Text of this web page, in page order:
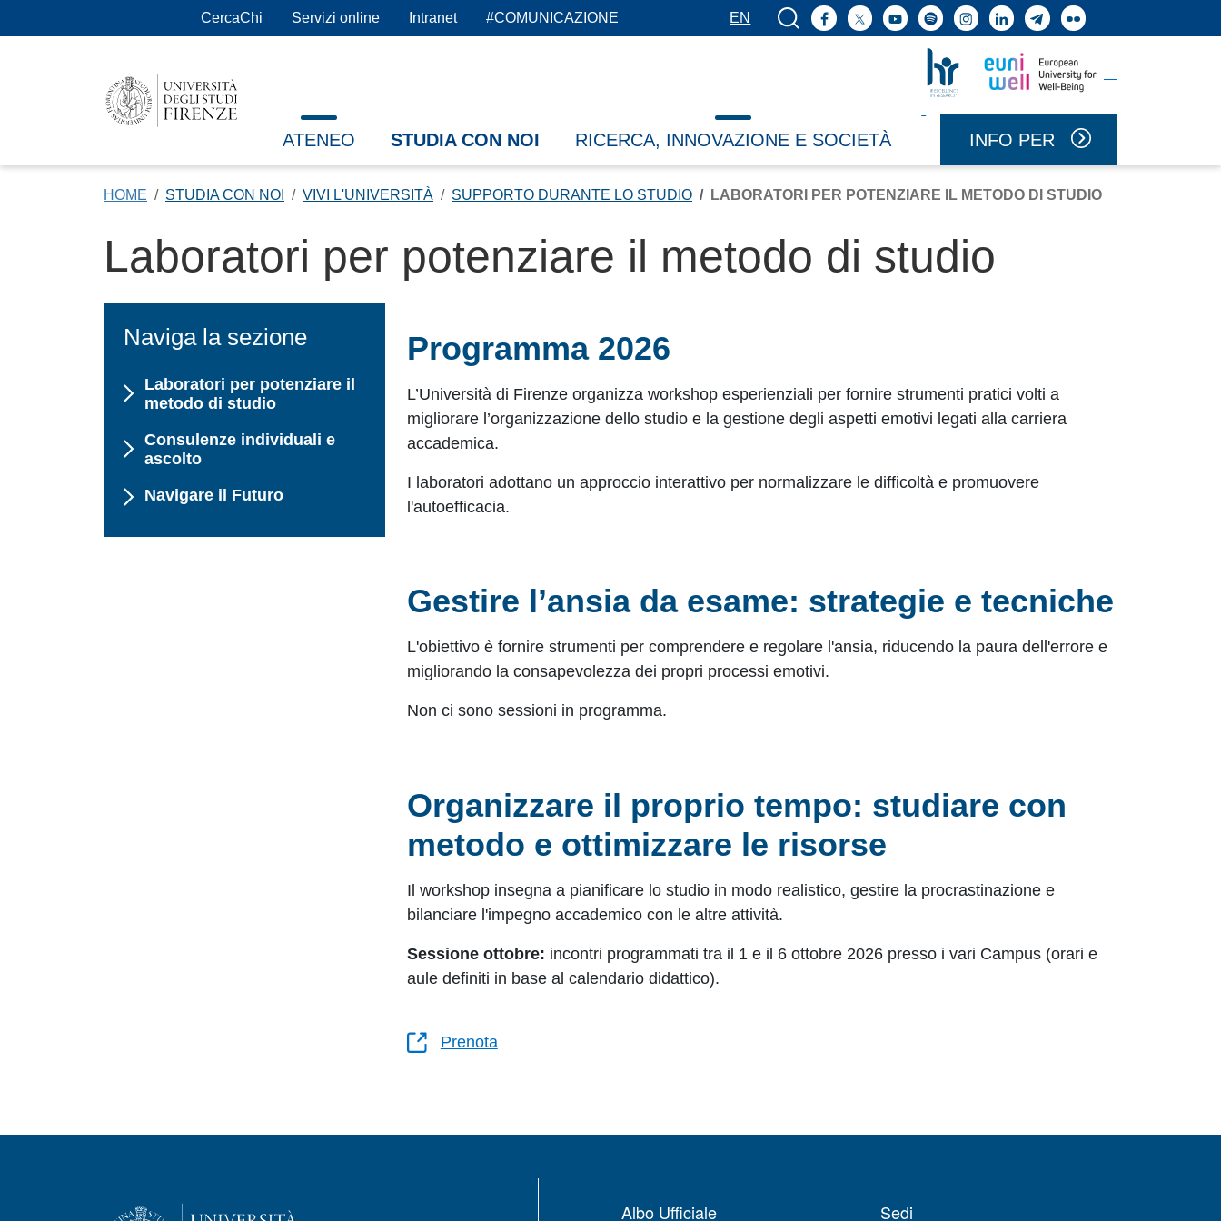
CercaChi Servizi online Intranet #COMUNICAZIONE EN Bottone cerca
Facebook
X YouTube
SpotifyInstagram
LinkedInTelegram
Flickr
ATENEO STUDIA CON NOI RICERCA, INNOVAZIONE E SOCIETÀ INFO PER
HOME STUDIA CON NOI VIVI L'UNIVERSITÀ SUPPORTO DURANTE LO STUDIO LABORATORI PER POTENZIARE IL METODO DI STUDIO
Laboratori per potenziare il metodo di studio
Programma 2026
L’Università di Firenze organizza workshop esperienziali per fornire strumenti pratici volti a
migliorare l’organizzazione dello studio e la gestione degli aspetti emotivi legati alla carriera
accademica.
I laboratori adottano un approccio interattivo per normalizzare le difficoltà e promuovere
l'autoefficacia.
Gestire l’ansia da esame: strategie e tecniche
L'obiettivo è fornire strumenti per comprendere e regolare l'ansia, riducendo la paura dell'errore e
migliorando la consapevolezza dei propri processi emotivi.
Non ci sono sessioni in programma.
Organizzare il proprio tempo: studiare con
metodo e ottimizzare le risorse
I l workshop insegna a pianificare lo studio in modo realistico, gestire la procrastinazione e
bilanciare l'impegno accademico con le altre attività.
Sessione ottobre: incontri programmati tra il 1 e il 6 ottobre 2026 presso i vari Campus (orari e
aule definiti in base al calendario didattico).
Prenota
Naviga la sezione
Laboratori per potenziare il
metodo di studio
Consulenze individuali e
ascolto
Navigare il Futuro
Albo Ufficiale Sedi